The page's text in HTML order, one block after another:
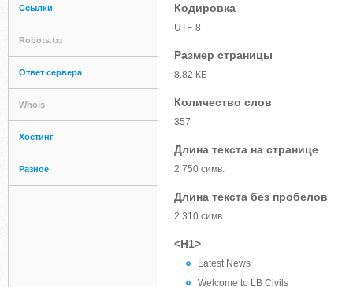
Ссылки
Robots.txt
Ответ сервера
Whois
Хостинг
Разное
Кодировка
UTF-8
Размер страницы
8.82 КБ
Количество слов
357
Длина текста на странице
2 750 симв.
Длина текста без пробелов
2 310 симв.
<H1>
Latest News
Welcome to LB Civils